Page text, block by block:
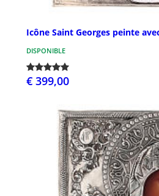
Icône Saint Georges peinte
DISPONIBLE
€ 399,00